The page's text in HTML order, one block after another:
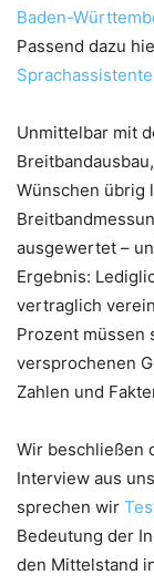
Baden-
Passend dazu
Unmittelbar mit
Wünschen übrig
ausgewertet –
Ergebnis:
vertraglich
Prozent müssen
versprochenen
Zahlen und
Wir beschließen
Interview aus
sprechen wir
Bedeutung der
den Mittelstand